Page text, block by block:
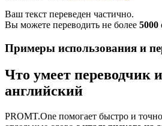
Ваш текст переведен частично.
Вы можете переводить не более 5000
Примеры использования и
Что умеет переводчик
английский
PROMT.One помогает быстро и